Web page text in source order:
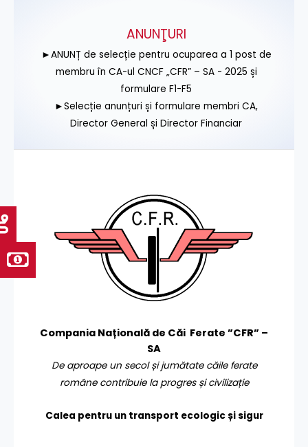
ANUNŢURI
►ANUNȚ de selecție pentru ocuparea a 1 post de
membru în CA-ul CNCF „CFR” – SA - 2025 și
formulare F1-F5
►Selecție anunțuri și formulare membri CA,
Director General și Director Financiar
Compania Națională de Căi Ferate ”CFR” –
SA
De aproape un secol și jumătate căile ferate
române contribuie la progres și civilizație
Calea pentru un transport ecologic și sigur